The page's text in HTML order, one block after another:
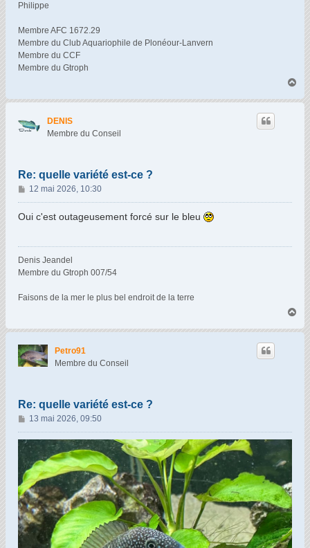
Philippe
Membre AFC 1672.29
Membre du Club Aquariophile de Plonéour-Lanvern
Membre du CCF
Membre du Gtroph
u
DENIS
Membre du Conseil
Re: quelle variété est-ce ?
M
e
s
e
12 mai 2026, 10:30
Oui c'est outageusement forcé sur le bleu
Denis Jeandel
Membre du Gtroph 007/54
Faisons de la mer le plus bel endroit de la terre
u
Petro91
Membre du Conseil
Re: quelle variété est-ce ?
M
e
s
a
g
e
13 mai 2026, 09:50